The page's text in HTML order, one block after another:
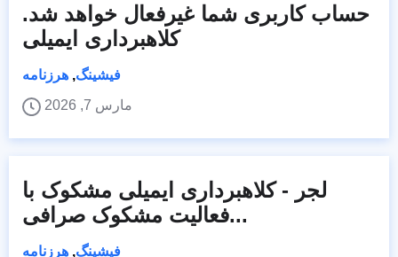
حساب کاربری شما غیرفعال خواهد شد.
کلاهبرداری ایمیلی
فیشینگ, هرزنامه
مارس 7, 2026
لجر - کلاهبرداری ایمیلی مشکوک با
فعالیت مشکوک صرافی...
فیشینگ, هرزنامه